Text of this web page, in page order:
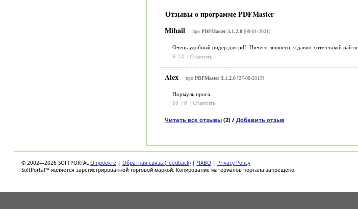
Отзывы о программе PDFMaster
Mihail
про PDFMaster 3.1.2.0[08-01-2021]
Очень удобный ридер для pdf. Ничего лишнего, я давно хотел такой найти.
6
| 4 | Ответить
Alex про PDFMaster 3.1.2.0[27-08-2019]
Нормуль прога.
10
| 8 | Ответить
Читать все отзывы(2) / Добавить отзыв
© 2002—2026 SOFTPORTAL О проекте | Обратная связь (Feedback) | ЧАВО | Privacy Policy
SoftPortal™ является зарегистрированной торговой маркой. Копирование материалов портала запрещено.